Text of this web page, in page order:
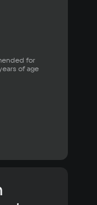
for
of age